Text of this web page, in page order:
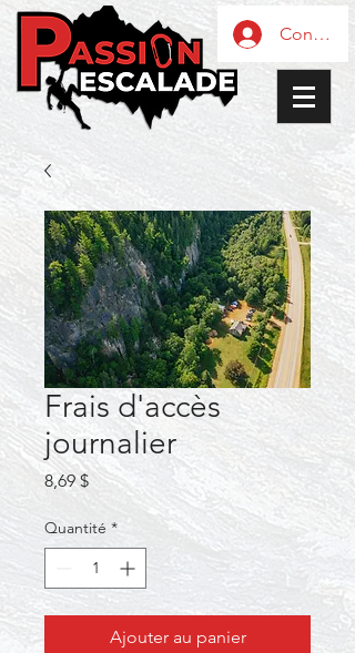
Frais d'accès
journalier
8,69 $Prix
Quantité *
Ajouter au panier